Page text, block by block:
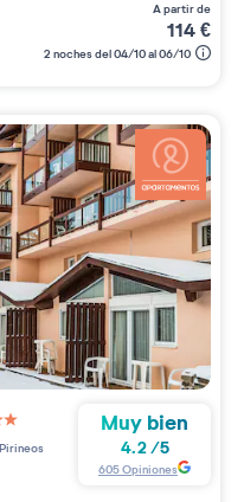
a partir de
114€
2 noches del 04/10 al 06/10
sur 5
Muy bien
4.2/5
605Opiniones